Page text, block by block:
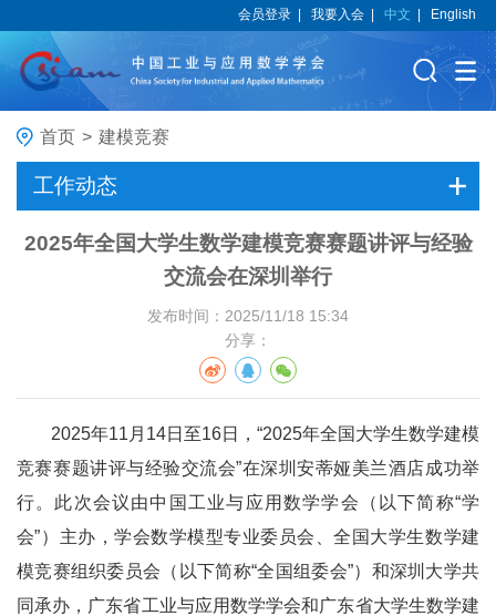
会员登录 |我要入会 |中文 English
首页 > 建模竞赛
工作动态
2025年全国大学生数学建模竞赛赛题讲评与经验
交流会在深圳举行
发布时间：2025/11/18 15:34
分享：
2025年11月14日至16日，“2025年全国大学生数学建模
竞赛赛题讲评与经验交流会”在深圳安蒂娅美兰酒店成功举
行。此次会议由中国工业与应用数学学会（以下简称“学
会”）主办，学会数学模型专业委员会、全国大学生数学建
模竞赛组织委员会（以下简称“全国组委会”）和深圳大学共
同承办，广东省工业与应用数学学会和广东省大学生数学建